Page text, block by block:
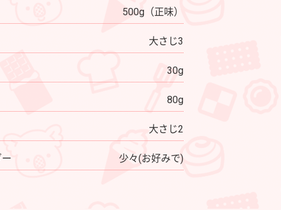
500g（正味）
大さじ3
30g
80g
大さじ2
少々(お好みで)